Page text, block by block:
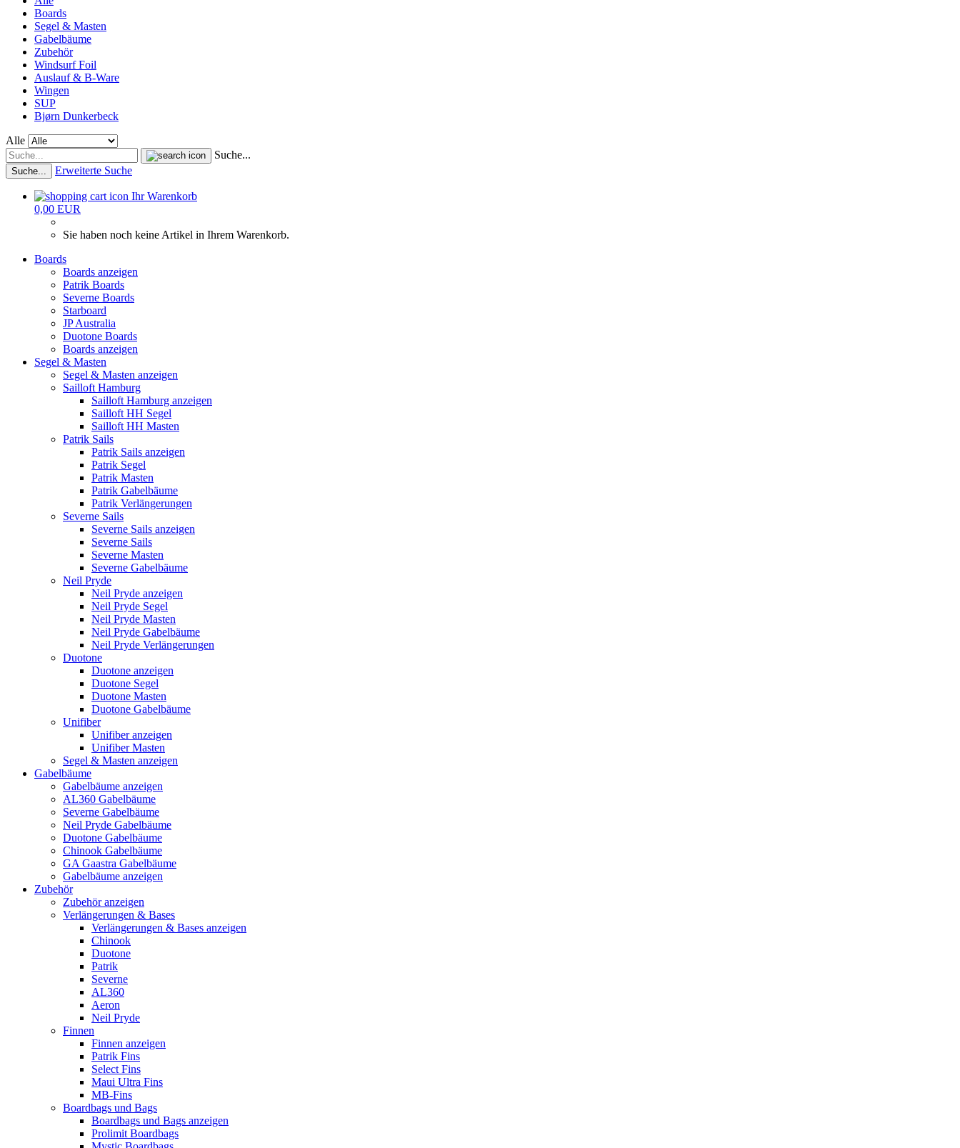
Boards
Segel & Masten
Gabelbäume
Zubehör
Windsurf Foil
Auslauf & B-Ware
Wingen
SUP
Bjørn Dunkerbeck
Alle
Suche...
Suche... Erweiterte Suche
Ihr Warenkorb
0,00 EUR
Sie haben noch keine Artikel in Ihrem Warenkorb.
Boards
Boards anzeigen
Patrik Boards
Severne Boards
Starboard
JP Australia
Duotone Boards
Boards anzeigen
Segel & Masten
Segel & Masten anzeigen
Sailloft Hamburg
Sailloft Hamburg anzeigen
Sailloft HH Segel
Sailloft HH Masten
Patrik Sails
Patrik Sails anzeigen
Patrik Segel
Patrik Masten
Patrik Gabelbäume
Patrik Verlängerungen
Severne Sails
Severne Sails anzeigen
Severne Sails
Severne Masten
Severne Gabelbäume
Neil Pryde
Neil Pryde anzeigen
Neil Pryde Segel
Neil Pryde Masten
Neil Pryde Gabelbäume
Neil Pryde Verlängerungen
Duotone
Duotone anzeigen
Duotone Segel
Duotone Masten
Duotone Gabelbäume
Unifiber
Unifiber anzeigen
Unifiber Masten
Segel & Masten anzeigen
Gabelbäume
Gabelbäume anzeigen
AL360 Gabelbäume
Severne Gabelbäume
Neil Pryde Gabelbäume
Duotone Gabelbäume
Chinook Gabelbäume
GA Gaastra Gabelbäume
Gabelbäume anzeigen
Zubehör
Zubehör anzeigen
Verlängerungen & Bases
Verlängerungen & Bases anzeigen
Chinook
Duotone
Patrik
Severne
AL360
Aeron
Neil Pryde
Finnen
Finnen anzeigen
Patrik Fins
Select Fins
Maui Ultra Fins
MB-Fins
Boardbags und Bags
Boardbags und Bags anzeigen
Prolimit Boardbags